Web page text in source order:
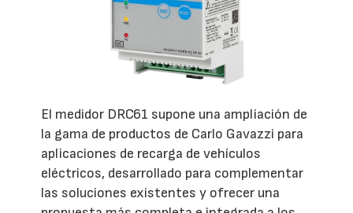
El medidor DRC61 supone una ampliación de
la gama de productos de Carlo Gavazzi para
aplicaciones de recarga de vehículos
eléctricos, desarrollado para complementar
las soluciones existentes y ofrecer una